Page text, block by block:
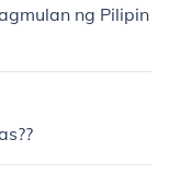
ng Pilipin